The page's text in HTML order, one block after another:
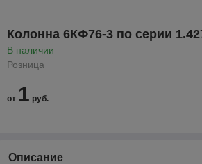
Колонна 6КФ76-3 по серии
В наличии
Розница
от 1 руб.
Описание